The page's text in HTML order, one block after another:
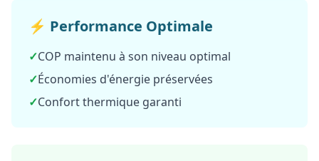
⚡ Performance Optimale
✓COP maintenu à son niveau optimal
✓Économies d'énergie préservées
✓Confort thermique garanti